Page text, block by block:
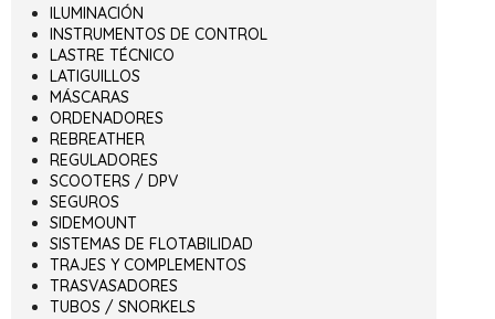
ILUMINACIÓN
INSTRUMENTOS DE CONTROL
LASTRE TÉCNICO
LATIGUILLOS
MÁSCARAS
ORDENADORES
REBREATHER
REGULADORES
SCOOTERS / DPV
SEGUROS
SIDEMOUNT
SISTEMAS DE FLOTABILIDAD
TRAJES Y COMPLEMENTOS
TRASVASADORES
TUBOS / SNORKELS